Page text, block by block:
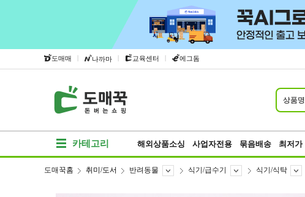
도매매 | 나까마 | 교육센터 | 에그돔
상품명
카테고리 해외상품소싱 사업자전용 묶음배송 최저가
도매꾹홈 취미/도서 반려동물 식기/급수기 식기/식탁